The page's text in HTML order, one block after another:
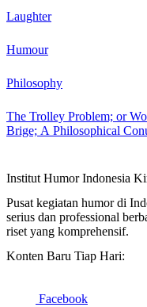
Laughter
Humour
Philosophy
The Trolley Problem; or
Brige; A Philosophical
Institut Humor Indonesia
Pusat kegiatan humor di
serius dan professional
riset yang komprehensif.
Konten Baru Tiap Hari:
Facebook